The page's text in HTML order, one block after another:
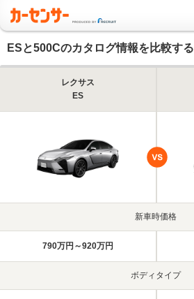
ESと500Cのカタログ情報を比較する
レクサス
ES
新車時価格
790万円～920万円
ボディタイプ